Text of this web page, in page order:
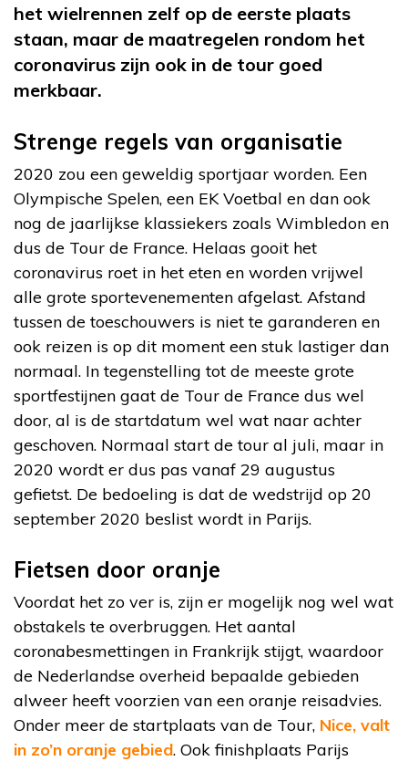
het wielrennen zelf op de eerste plaats
staan, maar de maatregelen rondom het
coronavirus zijn ook in de tour goed
merkbaar.
Strenge regels van organisatie
2020 zou een geweldig sportjaar worden. Een
Olympische Spelen, een EK Voetbal en dan ook
nog de jaarlijkse klassiekers zoals Wimbledon en
dus de Tour de France. Helaas gooit het
coronavirus roet in het eten en worden vrijwel
alle grote sportevenementen afgelast. Afstand
tussen de toeschouwers is niet te garanderen en
ook reizen is op dit moment een stuk lastiger dan
normaal. In tegenstelling tot de meeste grote
sportfestijnen gaat de Tour de France dus wel
door, al is de startdatum wel wat naar achter
geschoven. Normaal start de tour al juli, maar in
2020 wordt er dus pas vanaf 29 augustus
gefietst. De bedoeling is dat de wedstrijd op 20
september 2020 beslist wordt in Parijs.
Fietsen door oranje
Voordat het zo ver is, zijn er mogelijk nog wel wat
obstakels te overbruggen. Het aantal
coronabesmettingen in Frankrijk stijgt, waardoor
de Nederlandse overheid bepaalde gebieden
alweer heeft voorzien van een oranje reisadvies.
Onder meer de startplaats van de Tour, Nice, valt
in zo’n oranje gebied. Ook finishplaats Parijs